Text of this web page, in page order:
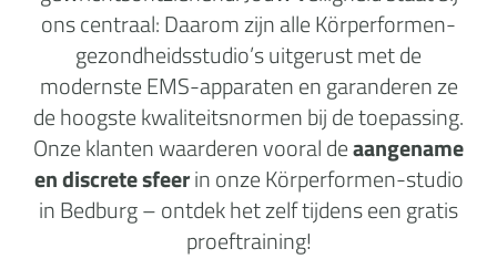
ons centraal: Daarom zijn alle Körperformen-
gezondheidsstudio’s uitgerust met de
modernste EMS-apparaten en garanderen ze
de hoogste kwaliteitsnormen bij de toepassing.
Onze klanten waarderen vooral deaangename
en discrete sfeerin onze Körperformen-studio
in Bedburg – ontdek het zelf tijdens een gratis
proeftraining!